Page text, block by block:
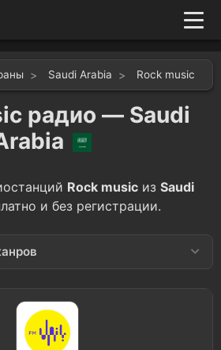
Saudi Arabia Rock music
радио — Saudi
Rock music из Saudi
и без регистрации.